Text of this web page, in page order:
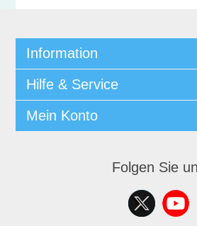
Information
Hilfe & Service
Mein Konto
Folgen Sie